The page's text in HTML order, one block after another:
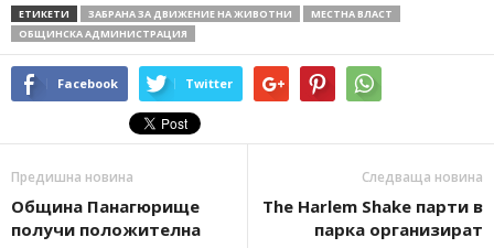
ЕТИКЕТИ ЗАБРАНА ЗА ДВИЖЕНИЕ НА ЖИВОТНИ
МЕСТНА ВЛАСТ
ОБЩИНСКА АДМИНИСТРАЦИЯ
Facebook Twitter
Предишна новина
Община Панагюрище
получи положителна
Следваща новина
The Harlem Shake парти в
парка организират